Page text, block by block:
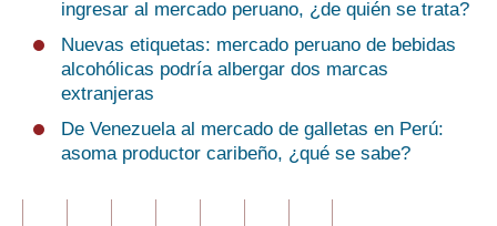
ingresar al mercado peruano, ¿de quién se trata?
Nuevas etiquetas: mercado peruano de bebidas
alcohólicas podría albergar dos marcas
extranjeras
De Venezuela al mercado de galletas en Perú:
asoma productor caribeño, ¿qué se sabe?